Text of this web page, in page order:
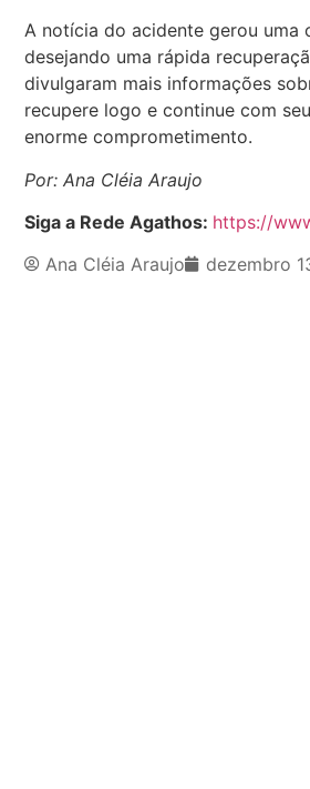
A notícia do acidente gerou uma
desejando uma rápida
divulgaram mais informações
recupere logo e continue com
enorme comprometimento.
Por: Ana Cléia Araujo
Siga a Rede Agathos: https://
Ana Cléia Araujo
dezembro